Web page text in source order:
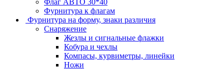
Флаг АВТО 30*40
Фурнитура к флагам
Фурнитура на форму, знаки различия
Снаряжение
Жезлы и сигнальные флажки
Кобура и чехлы
Компасы, курвиметры, линейки
Ножи